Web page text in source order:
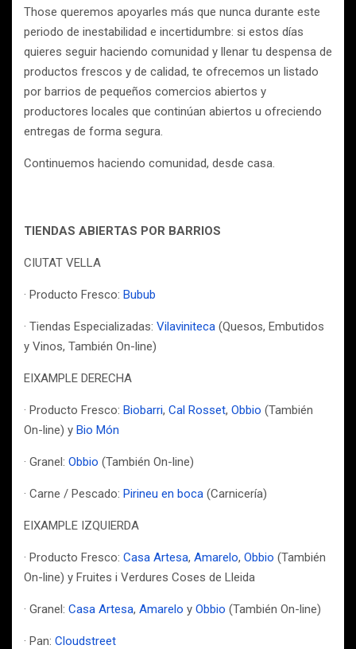
Those queremos apoyarles más que nunca durante este
periodo de inestabilidad e incertidumbre: si estos días
quieres seguir haciendo comunidad y llenar tu despensa de
productos frescos y de calidad, te ofrecemos un listado
por barrios de pequeños comercios abiertos y
productores locales que continúan abiertos u ofreciendo
entregas de forma segura.
Continuemos haciendo comunidad, desde casa.
TIENDAS ABIERTAS POR BARRIOS
CIUTAT VELLA
· Producto Fresco: Bubub
· Tiendas Especializadas: Vilaviniteca (Quesos, Embutidos
y Vinos, También On-line)
EIXAMPLE DERECHA
· Producto Fresco: Biobarri, Cal Rosset, Obbio (También
On-line) y Bio Món
· Granel: Obbio (También On-line)
· Carne / Pescado: Pirineu en boca (Carnicería)
EIXAMPLE IZQUIERDA
· Producto Fresco: Casa Artesa, Amarelo, Obbio (También
On-line) y Fruites i Verdures Coses de Lleida
· Granel: Casa Artesa, Amarelo y Obbio (También On-line)
· Pan: Cloudstreet